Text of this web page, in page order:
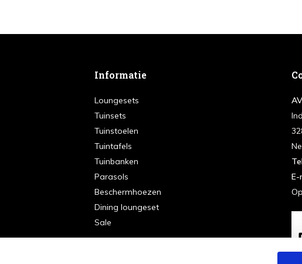
Informatie
Loungesets
Tuinsets
Tuinstoelen
Tuintafels
Tuinbanken
Parasols
Beschermhoezen
Dining loungeset
Sale
E-